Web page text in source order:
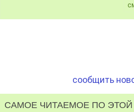
сообщить
САМОЕ ЧИТАЕМОЕ ПО ЭТОЙ